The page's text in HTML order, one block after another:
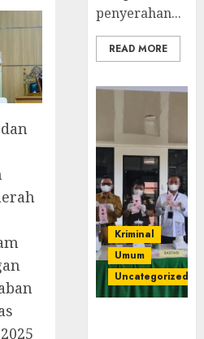
penyerahan...
READ MORE
Kriminal
Umum
Uncategorized